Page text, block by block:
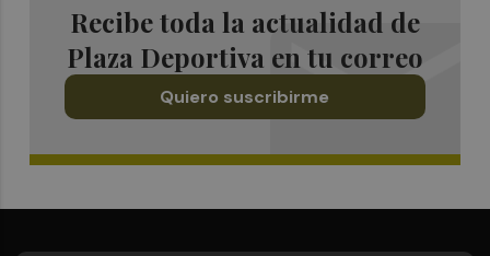
Recibe toda la actualidad de
Plaza Deportiva en tu correo
Quiero suscribirme